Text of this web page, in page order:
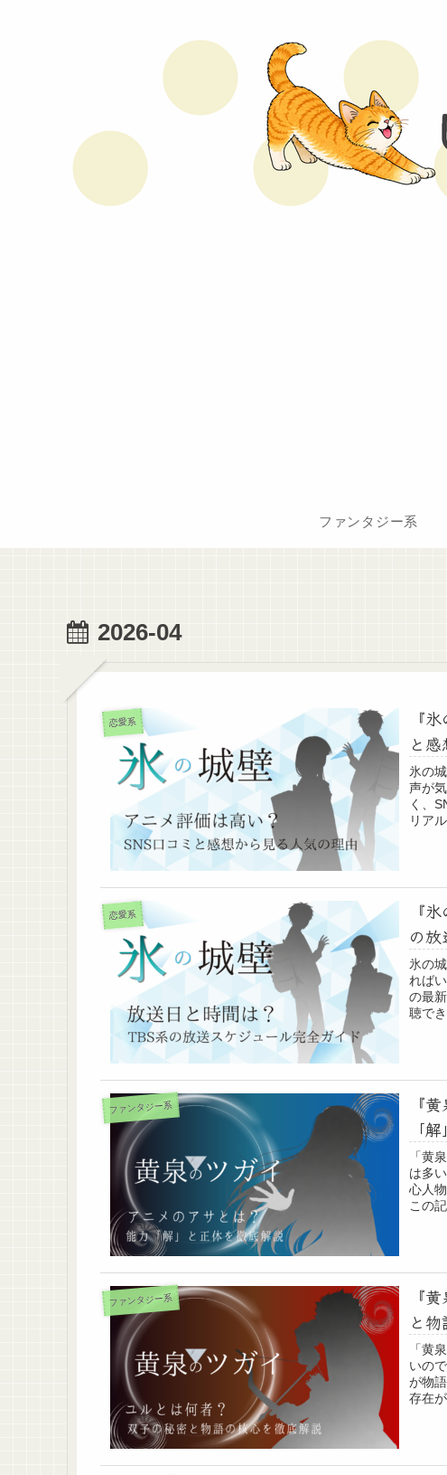
ファンタジー系
2026-04
恋愛系
『
と
氷の
声が
く、
リア
恋愛系
『
の
氷の
れば
の最
聴で
ファンタジー系
『
「
「黄
は多
心人
この
ファンタジー系
『
と
「黄
いの
が物
存在